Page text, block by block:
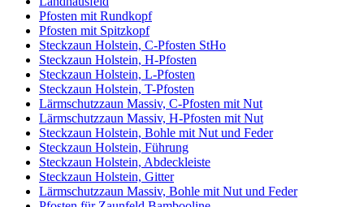
Pfosten mit Rundkopf
Pfosten mit Spitzkopf
Steckzaun Holstein, C-Pfosten StHo
Steckzaun Holstein, H-Pfosten
Steckzaun Holstein, L-Pfosten
Steckzaun Holstein, T-Pfosten
Lärmschutzzaun Massiv, C-Pfosten mit Nut
Lärmschutzzaun Massiv, H-Pfosten mit Nut
Steckzaun Holstein, Bohle mit Nut und Feder
Steckzaun Holstein, Führung
Steckzaun Holstein, Abdeckleiste
Steckzaun Holstein, Gitter
Lärmschutzzaun Massiv, Bohle mit Nut und Feder